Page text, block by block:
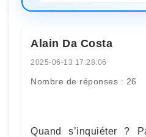
Alain Da Costa
2025-06-13 17:28:06
Nombre de réponses : 26
Quand s’inquiéter ?